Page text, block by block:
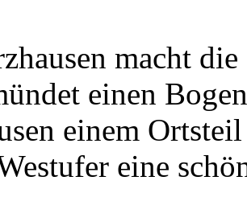
macht
einen
einem
eine